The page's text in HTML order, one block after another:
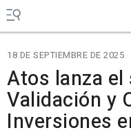
18 DE SEPTIEMBRE DE 2025
Atos lanza el
Validación y
Inversiones